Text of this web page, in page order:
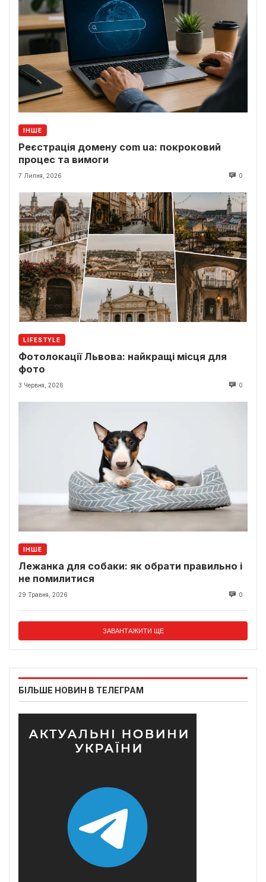
ІНШЕ
Реєстрація домену com ua: покроковий
процес та вимоги
7 Липня, 2026 0
LIFESTYLE
Фотолокації Львова: найкращі місця для
фото
3 Червня, 2026 0
ІНШЕ
Лежанка для собаки: як обрати правильно і
не помилитися
29 Травня, 2026 0
ЗАВАНТАЖИТИ ЩЕ
БІЛЬШЕ НОВИН В ТЕЛЕГРАМ